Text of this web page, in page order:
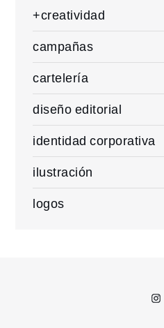
+creatividad
campañas
cartelería
diseño editorial
identidad corporativa
ilustración
logos